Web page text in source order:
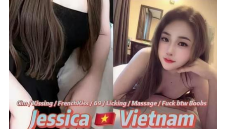
NUSA 5
BUKIT INDAH 1
BUKIT INDAH 2
BUKIT INDAH 3
SKUDAI BARU
TAMAN DAYA